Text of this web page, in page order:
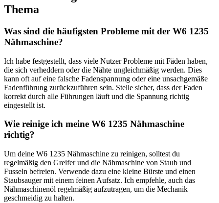
Thema
Was sind die⁤ häufigsten Probleme mit der W6 1235
Nähmaschine?
Ich habe festgestellt, dass viele Nutzer Probleme mit Fäden haben,
die sich verheddern‌ oder die Nähte ungleichmäßig werden. Dies
kann oft auf eine ⁤falsche Fadenspannung oder eine unsachgemäße
Fadenführung ‌zurückzuführen sein. Stelle sicher, dass der Faden
korrekt durch alle Führungen läuft und die Spannung richtig
eingestellt ist.
Wie ‍reinige ich meine W6 1235 Nähmaschine
richtig?
Um deine⁤ W6 1235 ‍Nähmaschine zu reinigen, solltest du
regelmäßig den Greifer und die Nähmaschine von Staub und
Fusseln befreien. Verwende dazu⁤ eine kleine Bürste ​und einen
Staubsauger mit einem feinen Aufsatz. Ich empfehle, auch das
Nähmaschinenöl regelmäßig aufzutragen,⁣ um die Mechanik
geschmeidig‌ zu ‌halten.